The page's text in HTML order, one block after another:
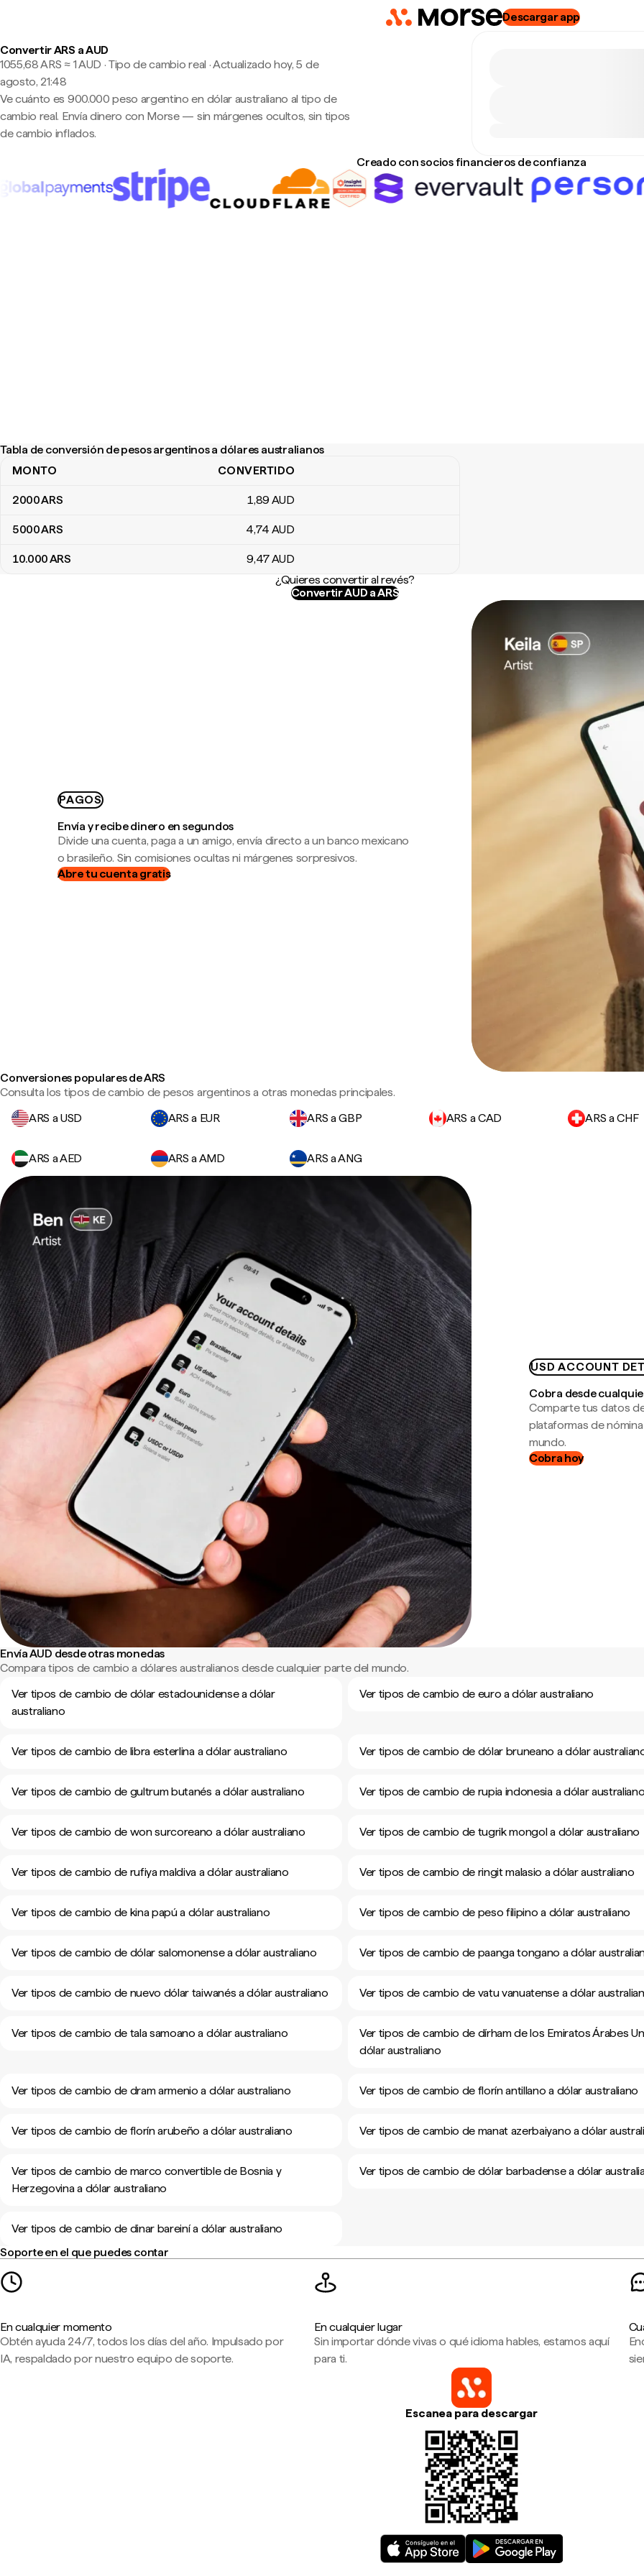
Descargar app
Convertir ARS a AUD
1055,68 ARS ≈ 1 AUD · Tipo de cambio real ·Actualizado hoy, 5 de
agosto, 21:48
Ve cuánto es 900.000 peso argentino en dólar australiano al tipo de
cambio real. Envía dinero con Morse — sin márgenes ocultos, sin tipos
de cambio inflados.
Creado con socios financieros de confianza
Tabla de conversión de pesos argentinos a dólares australianos
Tabla de conversión de pesos argentinos a dólares australianos
MONTO CONVERTIDO
2000ARS 1,89 AUD
5000ARS 4,74 AUD
10.000ARS 9,47AUD
¿Quieres convertir al revés?
Convertir AUD a ARS
PAGOS
Envía y recibe dinero en segundos
Divide una cuenta, paga a un amigo, envía directo a un banco mexicano
o brasileño. Sin comisiones ocultas ni márgenes sorpresivos.
Abre tu cuenta gratis
Conversiones populares de ARS
Consulta los tipos de cambio de pesos argentinos a otras monedas principales.
ARS a USD
ARS a EUR ARS a GBP ARS a CAD ARS a CHF
ARS a AED ARS a AMD ARS a ANG
USD ACCOUNT
Cobra desde
Comparte tus datos
plataformas de
mundo.
Cobra hoy
Envía AUD desde otras monedas
Compara tipos de cambio a dólares australianos desde cualquier parte del mundo.
Ver tipos de cambio de dólar estadounidense a dólar
australiano
Ver tipos de cambio de euro a dólar australiano
Ver tipos de cambio de libra esterlina a dólar australiano Ver tipos de cambio de dólar bruneano a dólar
Ver tipos de cambio de gultrum butanés a dólar australiano Ver tipos de cambio de rupia indonesia a dólar
Ver tipos de cambio de won surcoreano a dólar australiano Ver tipos de cambio de tugrik mongol a dólar australiano
Ver tipos de cambio de rufiya maldiva a dólar australiano Ver tipos de cambio de ringit malasio a dólar australiano
Ver tipos de cambio de kina papú a dólar australiano Ver tipos de cambio de peso filipino a dólar australiano
Ver tipos de cambio de dólar salomonense a dólar australiano Ver tipos de cambio de paanga tongano a dólar
Ver tipos de cambio de nuevo dólar taiwanés a dólar australiano Ver tipos de cambio de vatu vanuatense a dólar
Ver tipos de cambio de tala samoano a dólar australiano
Ver tipos de cambio de dírham de los Emiratos Árabes
dólar australiano
Ver tipos de cambio de dram armenio a dólar australiano Ver tipos de cambio de florín antillano a dólar australiano
Ver tipos de cambio de florín arubeño a dólar australiano Ver tipos de cambio de manat azerbaiyano a dólar
Ver tipos de cambio de marco convertible de Bosnia y
Herzegovina a dólar australiano
Ver tipos de cambio de dólar barbadense a dólar
Ver tipos de cambio de dinar bareiní a dólar australiano
Soporte en el que puedes contar
En cualquier momento
Obtén ayuda 24/7, todos los días del año. Impulsado por
IA, respaldado por nuestro equipo de soporte.
En cualquier lugar
Sin importar dónde vivas o qué idioma hables, estamos aquí
para ti.
Escanea para descargar